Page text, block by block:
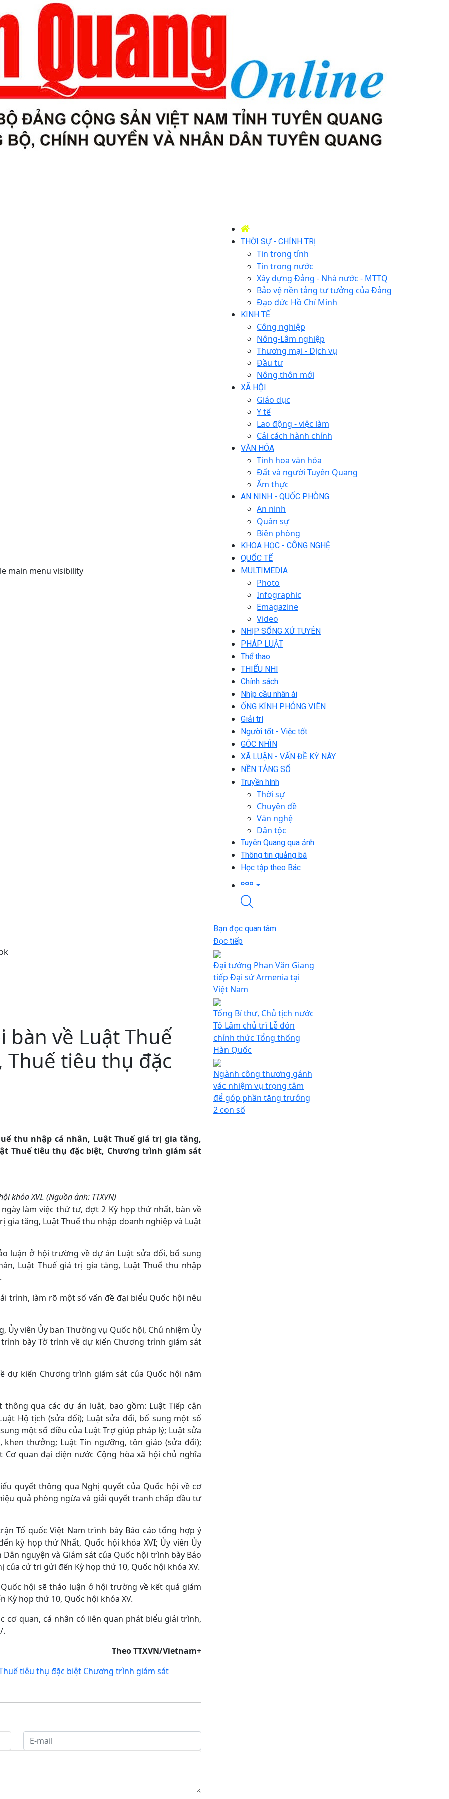
main menu visibility
THỜI SỰ - CHÍNH TRỊ
Tin trong tỉnh
Tin trong nước
Xây dựng Đảng - Nhà nước - MTTQ
Bảo vệ nền tảng tư tưởng của Đảng
Đạo đức Hồ Chí Minh
KINH TẾ
Công nghiệp
Nông-Lâm nghiệp
Thương mại - Dịch vụ
Đầu tư
Nông thôn mới
XÃ HỘI
Giáo dục
Y tế
Lao động - việc làm
Cải cách hành chính
VĂN HÓA
Tinh hoa văn hóa
Đất và người Tuyên Quang
Ẩm thực
AN NINH - QUỐC PHÒNG
An ninh
Quân sự
Biên phòng
KHOA HỌC - CÔNG NGHỆ
QUỐC TẾ
MULTIMEDIA
Photo
Infographic
Emagazine
Video
NHỊP SỐNG XỨ TUYÊN
PHÁP LUẬT
Thể thao
THIẾU NHI
Chính sách
Nhịp cầu nhân ái
ỐNG KÍNH PHÓNG VIÊN
Giải trí
Người tốt - Việc tốt
GÓC NHÌN
XÃ LUẬN - VẤN ĐỀ KỲ NÀY
NỀN TẢNG SỐ
Truyền hình
Thời sự
Chuyên đề
Văn nghệ
Dân tộc
Tuyên Quang qua ảnh
Thông tin quảng bá
Học tập theo Bác
bàn về Luật Thuế
tiêu thụ đặc
thu nhập cá nhân, Luật Thuế giá trị gia tăng,
Thuế tiêu thụ đặc biệt, Chương trình giám sát
khóa XVI. (Nguồn ảnh: TTXVN)
làm việc thứ tư, đợt 2 Kỳ họp thứ nhất, bàn về
gia tăng, Luật Thuế thu nhập doanh nghiệp và Luật
luận ở hội trường về dự án Luật sửa đổi, bổ sung
Luật Thuế giá trị gia tăng, Luật Thuế thu nhập
trình, làm rõ một số vấn đề đại biểu Quốc hội nêu
Ủy viên Ủy ban Thường vụ Quốc hội, Chủ nhiệm Ủy
bày Tờ trình về dự kiến Chương trình giám sát
dự kiến Chương trình giám sát của Quốc hội năm
qua các dự án luật, bao gồm: Luật Tiếp cận
Hộ tịch (sửa đổi); Luật sửa đổi, bổ sung một số
một số điều của Luật Trợ giúp pháp lý; Luật sửa
thưởng; Luật Tín ngưỡng, tôn giáo (sửa đổi);
quan đại diện nước Cộng hòa xã hội chủ nghĩa
quyết thông qua Nghị quyết của Quốc hội về cơ
quả phòng ngừa và giải quyết tranh chấp đầu tư
Tổ quốc Việt Nam trình bày Báo cáo tổng hợp ý
kỳ họp thứ Nhất, Quốc hội khóa XVI; Ủy viên Ủy
nguyện và Giám sát của Quốc hội trình bày Báo
cử tri gửi đến Kỳ họp thứ 10, Quốc hội khóa XV.
hội sẽ thảo luận ở hội trường về kết quả giám
Kỳ họp thứ 10, Quốc hội khóa XV.
cơ quan, cá nhân có liên quan phát biểu giải trình,
.
Theo TTXVN/Vietnam+
tiêu thụ đặc biệt Chương trình giám sát
Bạn đọc quan tâm
Đọc tiếp
Đại tướng Phan Văn Giang
tiếp Đại sứ Armenia tại
Việt Nam
Tổng Bí thư, Chủ tịch nước
Tô Lâm chủ trì Lễ đón
chính thức Tổng thống
Hàn Quốc
Ngành công thương gánh
vác nhiệm vụ trọng tâm
để góp phần tăng trưởng
2 con số